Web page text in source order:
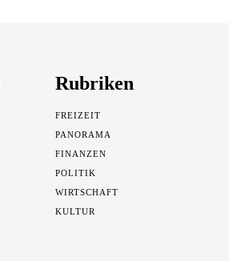
Rubriken
FREIZEIT
PANORAMA
FINANZEN
POLITIK
WIRTSCHAFT
KULTUR